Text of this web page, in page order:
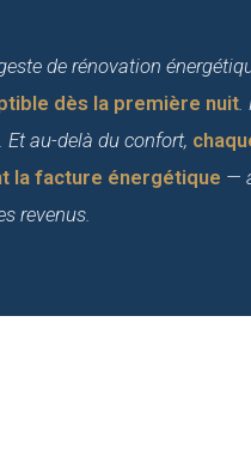
de rénovation
dès la première nuit
Et au-delà du confort,
la facture énergétique —
revenus.